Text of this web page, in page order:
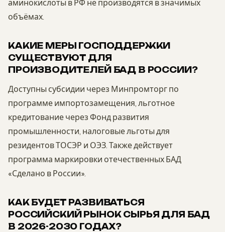
аминокислоты в РФ не производятся в значимых
объёмах.
КАКИЕ МЕРЫ ГОСПОДДЕРЖКИ
СУЩЕСТВУЮТ ДЛЯ
ПРОИЗВОДИТЕЛЕЙ БАД В РОССИИ?
Доступны субсидии через Минпромторг по
программе импортозамещения, льготное
кредитование через Фонд развития
промышленности, налоговые льготы для
резидентов ТОСЭР и ОЭЗ. Также действует
программа маркировки отечественных БАД
«Сделано в России».
КАК БУДЕТ РАЗВИВАТЬСЯ
РОССИЙСКИЙ РЫНОК СЫРЬЯ ДЛЯ БАД
В 2026-2030 ГОДАХ?